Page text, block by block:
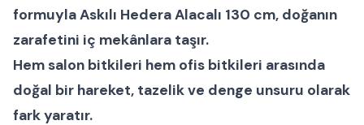
formuylaAskılı Hedera Alacalı 130 cm, doğanın
zarafetini iç mekânlara taşır.
Hemsalon bitkileri hem ofis bitkileri arasında
doğal bir hareket, tazelik ve denge unsuru olarak
fark yaratır.